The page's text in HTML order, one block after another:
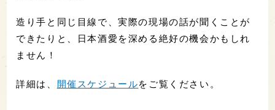
造り手と同じ目線で、実際の現場の話が聞くことが
できたりと、日本酒愛を深める絶好の機会かもしれ
ません！
詳細は、 開催スケジュールをご覧ください。